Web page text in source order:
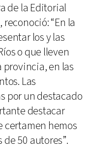
de la Editorial
“En la
los y las
o que lleven
provincia, en las
Las
por un destacado
destacar
certamen hemos
50 autores”.